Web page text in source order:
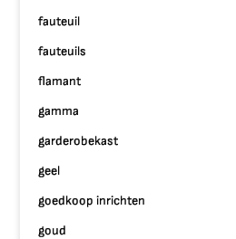
fauteuil
fauteuils
flamant
gamma
garderobekast
geel
goedkoop inrichten
goud